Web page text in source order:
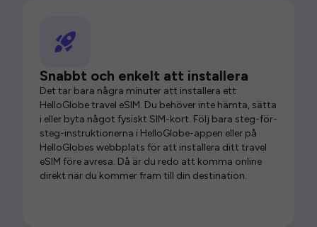
Snabbt och enkelt att installera
Det tar bara några minuter att installera ett
HelloGlobe travel eSIM. Du behöver inte hämta, sätta
i eller byta något fysiskt SIM-kort. Följ bara steg-för-
steg-instruktionerna i HelloGlobe-appen eller på
HelloGlobes webbplats för att installera ditt travel
eSIM före avresa. Då är du redo att komma online
direkt när du kommer fram till din destination.